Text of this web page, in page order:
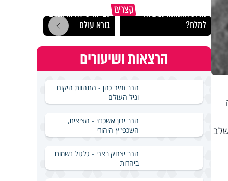
אפולו 16, שהינו השלב
קצרים
מדוע האמונה נמשלה
למלח?
גם ׳הרע׳ זה הרחמים של
בורא עולם
הרצאות ושיעורים
הרב זמיר כהן - התהוות היקום
וגיל העולם
הרב ירון אשכנזי - הציצית,
השכפ"ץ היהודי
הרב יצחק בצרי - גלגול נשמות
ביהדות